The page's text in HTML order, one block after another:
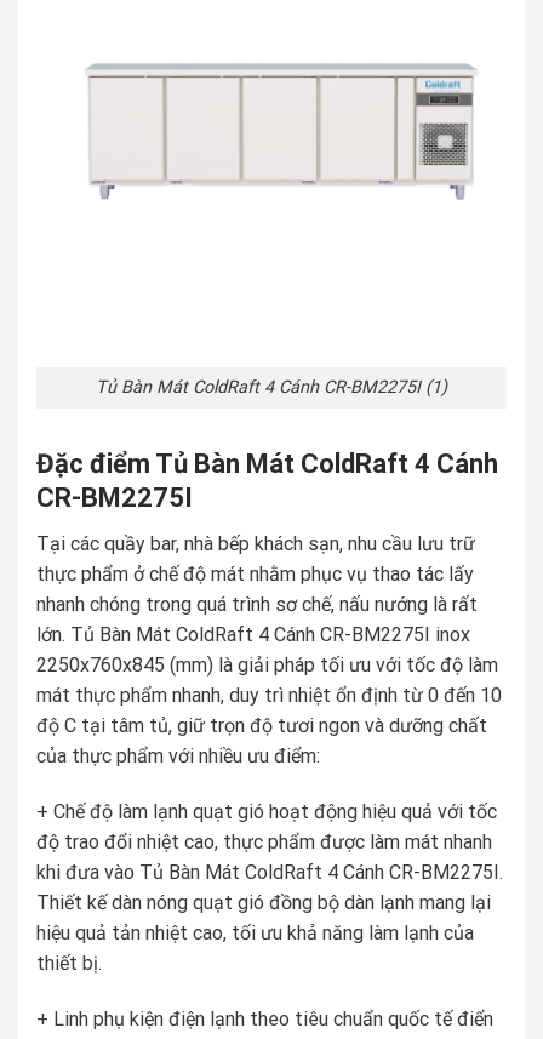
Tủ Bàn Mát ColdRaft 4 Cánh CR-BM2275I (1)
Đặc điểm Tủ Bàn Mát ColdRaft 4 Cánh
CR-BM2275I
Tại các quầy bar, nhà bếp khách sạn, nhu cầu lưu trữ
thực phẩm ở chế độ mát nhằm phục vụ thao tác lấy
nhanh chóng trong quá trình sơ chế, nấu nướng là rất
lớn. Tủ Bàn Mát ColdRaft 4 Cánh CR-BM2275I inox
2250x760x845 (mm) là giải pháp tối ưu với tốc độ làm
mát thực phẩm nhanh, duy trì nhiệt ổn định từ 0 đến 10
độ C tại tâm tủ, giữ trọn độ tươi ngon và dưỡng chất
của thực phẩm với nhiều ưu điểm:
+ Chế độ làm lạnh quạt gió hoạt động hiệu quả với tốc
độ trao đổi nhiệt cao, thực phẩm được làm mát nhanh
khi đưa vào Tủ Bàn Mát ColdRaft 4 Cánh CR-BM2275I.
Thiết kế dàn nóng quạt gió đồng bộ dàn lạnh mang lại
hiệu quả tản nhiệt cao, tối ưu khả năng làm lạnh của
thiết bị.
+ Linh phụ kiện điện lạnh theo tiêu chuẩn quốc tế điển